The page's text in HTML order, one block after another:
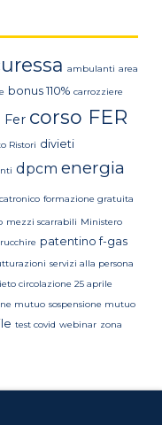
ambulanti area
bonus 110% carrozziere
Fer corso FER
Ristori divieti
dpcm energia
formazione gratuita
mezzi scarrabili Ministero
patentino f-gas
servizi alla persona
circolazione 25 aprile
mutuo sospensione mutuo
test covid webinar zona